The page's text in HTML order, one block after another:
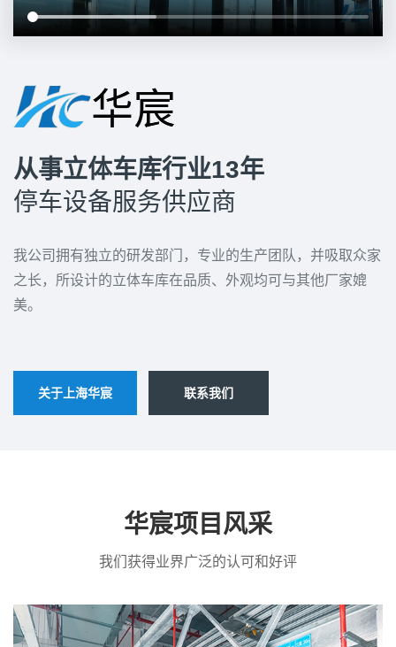
从事立体车库行业13年
停车设备服务供应商
我公司拥有独立的研发部门，专业的生产团队，并吸取众家
之长，所设计的立体车库在品质、外观均可与其他厂家媲
美。
关于上海华宸 联系我们
华宸项目风采
我们获得业界广泛的认可和好评